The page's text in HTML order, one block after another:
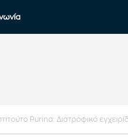
Purina: Διατροφικό